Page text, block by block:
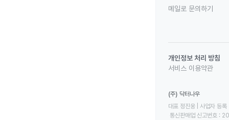
메일로 문의하기
개인정보 처리 방침
서비스 이용약관
(주) 닥터나우
대표 정진웅 | 사업자
통신판매업 신고번호